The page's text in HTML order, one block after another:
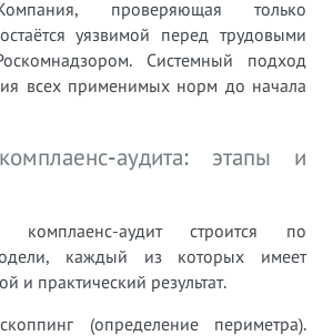
проверяющая только
уязвимой перед трудовыми
Системный подход
всех применимых норм до начала
аудита: этапы и
комплаенс-аудит строится по
каждый из которых имеет
и практический результат.
(определение периметра).